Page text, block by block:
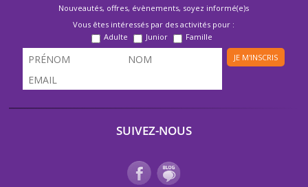
Nouveautés, offres, évènements, soyez informé(e)s
Vous êtes intéressés par des activités pour :
Adulte
Junior
Famille
JE M'INSCRIS
SUIVEZ-NOUS